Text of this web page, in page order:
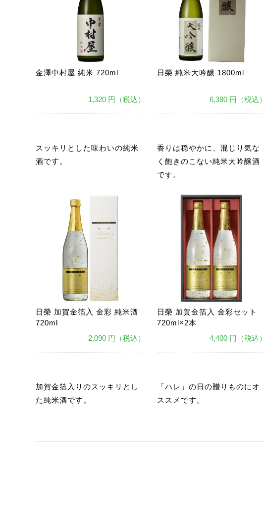
金澤中村屋 純米 720ml
1,320 円（税込）
スッキリとした味わいの純米
酒です。
日榮 純米大吟醸 1800ml
6,380 円（税込）
香りは穏やかに、混じり気な
く飽きのこない純米大吟醸酒
です。
日榮 加賀金箔入 金彩 純米酒
720ml
2,090 円（税込）
加賀金箔入りのスッキリとし
た純米酒です。
日榮 加賀金箔入 金彩セット
720ml×2本
4,400 円（税込）
「ハレ」の日の贈りものにオ
ススメです。